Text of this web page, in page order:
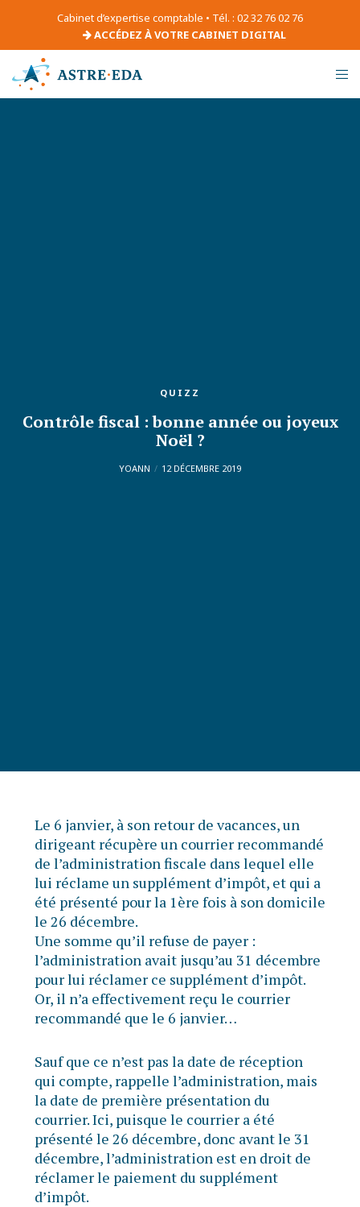
Cabinet d’expertise comptable • Tél. : 02 32 76 02 76
ACCÉDEZ À VOTRE CABINET DIGITAL
QUIZZ
Contrôle fiscal : bonne année ou joyeux
Noël ?
YOANN 12 DÉCEMBRE 2019
Le 6 janvier, à son retour de vacances, un
dirigeant récupère un courrier recommandé
de l’administration fiscale dans lequel elle
lui réclame un supplément d’impôt, et qui a
été présenté pour la 1ère fois à son domicile
le 26 décembre.
Une somme qu’il refuse de payer :
l’administration avait jusqu’au 31 décembre
pour lui réclamer ce supplément d’impôt.
Or, il n’a effectivement reçu le courrier
recommandé que le 6 janvier…
Sauf que ce n’est pas la date de réception
qui compte, rappelle l’administration, mais
la date de première présentation du
courrier. Ici, puisque le courrier a été
présenté le 26 décembre, donc avant le 31
décembre, l’administration est en droit de
réclamer le paiement du supplément
d’impôt.